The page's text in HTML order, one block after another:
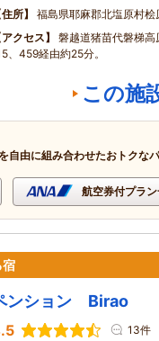
住所
福島県耶麻郡北塩原村
アクセス
磐越道猪苗代磐梯
、459経由約25分。
この施
自由に組み合わせたおトクな
航空券付プラ
宿
ンション Birao
13件